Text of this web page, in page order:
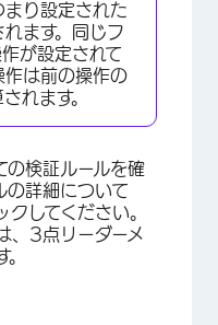
り設定された
ます。同じフ
が設定されて
作は前の操作の
れます。
の検証ルールを確
の詳細について
してください。
、3点リーダーメ